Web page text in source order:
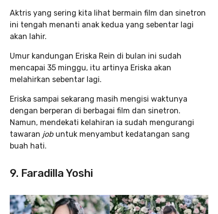
Aktris yang sering kita lihat bermain film dan sinetron
ini tengah menanti anak kedua yang sebentar lagi
akan lahir.
Umur kandungan Eriska Rein di bulan ini sudah
mencapai 35 minggu, itu artinya Eriska akan
melahirkan sebentar lagi.
Eriska sampai sekarang masih mengisi waktunya
dengan berperan di berbagai film dan sinetron.
Namun, mendekati kelahiran ia sudah mengurangi
tawaran job untuk menyambut kedatangan sang
buah hati.
9. Faradilla Yoshi